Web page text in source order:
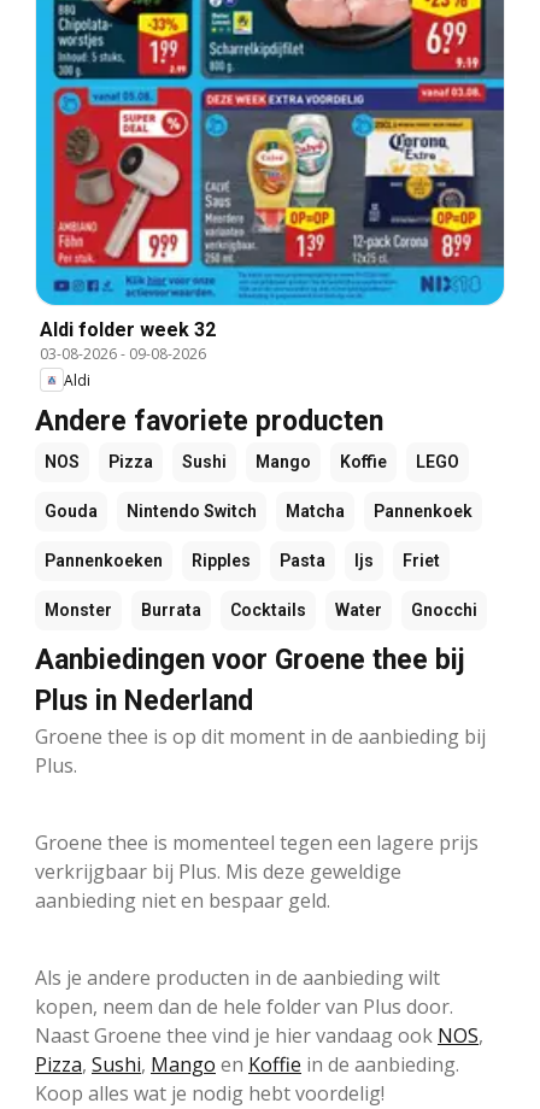
Aldi folder week 32
03-08-2026- 09-08-2026
Aldi
Andere favoriete producten
NOS Pizza Sushi Mango Koffie LEGO
Gouda Nintendo Switch Matcha Pannenkoek
Pannenkoeken Ripples Pasta Ijs Friet
Monster Burrata Cocktails Water Gnocchi
Aanbiedingen voor Groene thee bij
Plus in Nederland
Groene thee is op dit moment in de aanbieding bij
Plus.
Groene thee is momenteel tegen een lagere prijs
verkrijgbaar bij Plus. Mis deze geweldige
aanbieding niet en bespaar geld.
Als je andere producten in de aanbieding wilt
kopen, neem dan de hele folder van Plus door.
Naast Groene thee vind je hier vandaag ook NOS,
Pizza, Sushi, Mango en Koffie in de aanbieding.
Koop alles wat je nodig hebt voordelig!